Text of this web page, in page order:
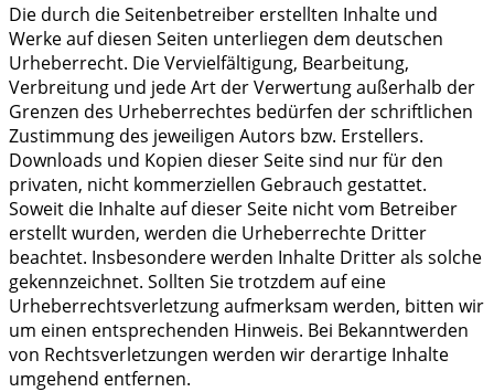
Die durch die Seitenbetreiber erstellten Inhalte und
Werke auf diesen Seiten unterliegen dem deutschen
Urheberrecht. Die Vervielfältigung, Bearbeitung,
Verbreitung und jede Art der Verwertung außerhalb der
Grenzen des Urheberrechtes bedürfen der schriftlichen
Zustimmung des jeweiligen Autors bzw. Erstellers.
Downloads und Kopien dieser Seite sind nur für den
privaten, nicht kommerziellen Gebrauch gestattet.
Soweit die Inhalte auf dieser Seite nicht vom Betreiber
erstellt wurden, werden die Urheberrechte Dritter
beachtet. Insbesondere werden Inhalte Dritter als solche
gekennzeichnet. Sollten Sie trotzdem auf eine
Urheberrechtsverletzung aufmerksam werden, bitten wir
um einen entsprechenden Hinweis. Bei Bekanntwerden
von Rechtsverletzungen werden wir derartige Inhalte
umgehend entfernen.